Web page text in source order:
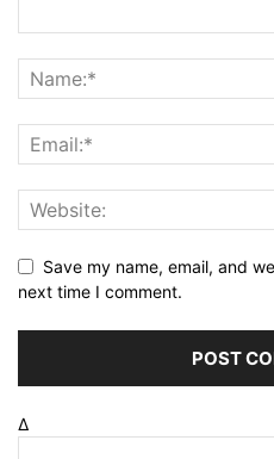
Save my name, email, and
next time I comment.
Δ